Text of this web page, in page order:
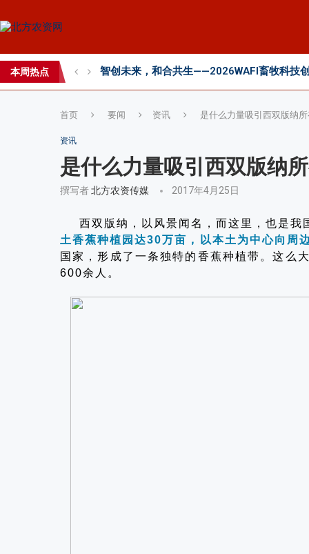
本周热点
内生菌的百亿蓝海，邦安G31如何以“抗盐基
2026第七届中国(国际)智慧农业应用与创新
首页 要闻 资讯 是什么力量吸引西双版纳
资讯
是什么力量吸引西双版纳
撰写者北方农资传媒 2017年4月25日
西双版纳，以风景闻名，而这里，也是我
土香蕉种植园达30万亩，以本土为中心向周
国家，形成了一条独特的香蕉种植带。这么
600余人。